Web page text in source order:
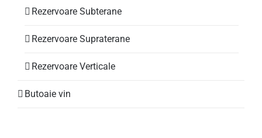
Rezervoare Subterane
Rezervoare Supraterane
Rezervoare Verticale
Butoaie vin